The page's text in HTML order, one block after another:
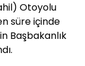
Otoyolu
süre içinde
Başbakanlık